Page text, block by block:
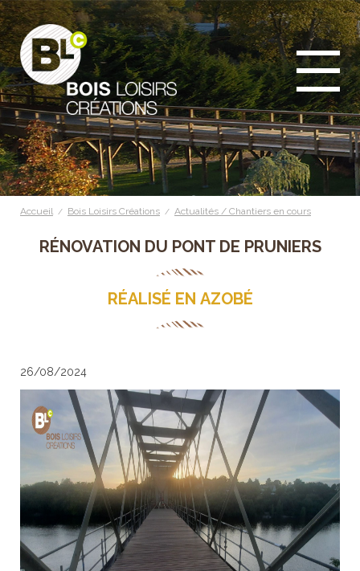
Accueil / Bois Loisirs Créations / Actualités / Chantiers en cours
RÉNOVATION DU PONT DE PRUNIERS
RÉALISÉ EN AZOBÉ
26/08/2024